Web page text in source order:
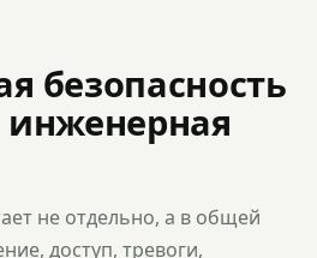
безопасность
инженерная
не отдельно, а в общей
доступ, тревоги,